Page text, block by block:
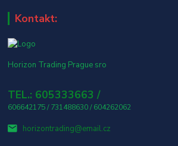
Kontakt:
Horizon Trading Prague sro
TEL.: 605333663 /
606642175 / 731488630 / 604262062
horizontrading@email.cz